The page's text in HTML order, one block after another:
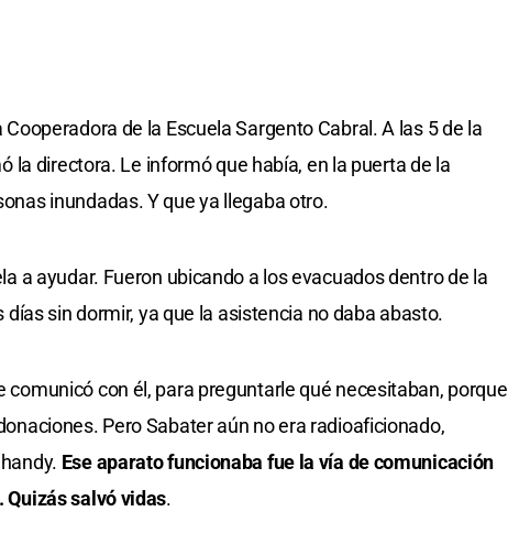
de la Escuela Sargento Cabral. A las 5 de la
la directora. Le informó que había, en la puerta de la
inundadas. Y que ya llegaba otro.
a ayudar. Fueron ubicando a los evacuados dentro de la
sin dormir, ya que la asistencia no daba abasto.
comunicó con él, para preguntarle qué necesitaban, porque
Pero Sabater aún no era radioaficionado,
Ese aparato funcionaba fue la vía de comunicación
Quizás salvó vidas.